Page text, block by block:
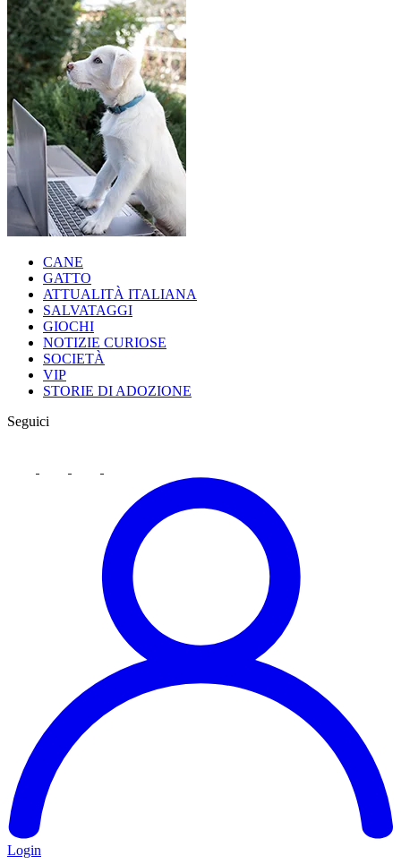
CANE
GATTO
ATTUALITÀ ITALIANA
SALVATAGGI
GIOCHI
NOTIZIE CURIOSE
SOCIETÀ
VIP
STORIE DI ADOZIONE
Seguici
Login